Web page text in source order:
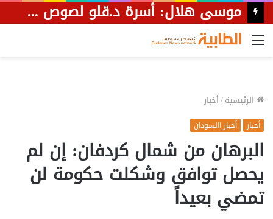
موسى هلال: أسرة د.قلو لصوص منذ زمن بعيد وثلاثة من أعمام حميد.تي قتلوا في سرقة إبل.
القائمة
الرئيسية/أخبار
أخبار أخبار االسودان
البرهان من شمال كردفان: إن لم
يحصل توافق وشكلت حكومة لن
تمضي بعيداً